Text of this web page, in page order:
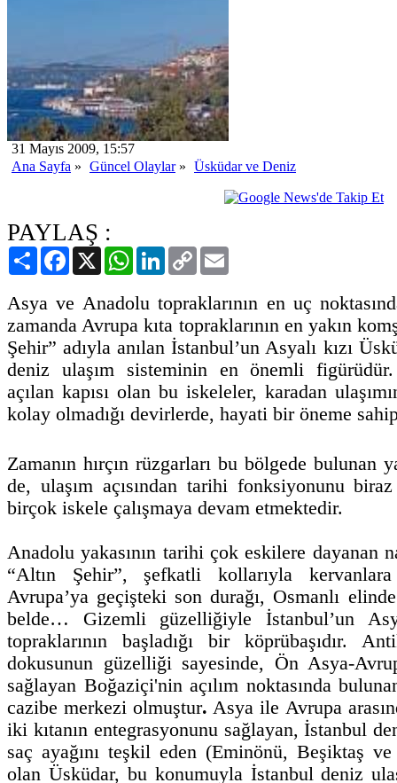
31 Mayıs 2009, 15:57
Ana Sayfa » Güncel Olaylar» Üsküdar ve Deniz
PAYLAŞ :
PaylaşFacebook
X WhatsAppLinkedIn
Copy
Link
Asya ve Anadolu topraklarının en uç
zamanda Avrupa kıta topraklarının en yakın
Şehir” adıyla anılan İstanbul’un Asyalı kızı
deniz ulaşım sisteminin en önemli figürüdür.
açılan kapısı olan bu iskeleler, karadan
kolay olmadığı devirlerde, hayati bir öneme
Zamanın hırçın rüzgarları bu bölgede bulunan
de, ulaşım açısından tarihi fonksiyonunu
birçok iskele çalışmaya devam etmektedir.
Anadolu yakasının tarihi çok eskilere dayanan
“Altın Şehir”, şefkatli kollarıyla
Avrupa’ya geçişteki son durağı, Osmanlı
belde… Gizemli güzelliğiyle İstanbul’un
topraklarının başladığı bir köprübaşıdır.
dokusunun güzelliği sayesinde, Ön Asya-
sağlayan Boğaziçi'nin açılım noktasında
cazibe merkezi olmuştur. Asya ile Avrupa
iki kıtanın entegrasyonunu sağlayan,İstanbul
saç ayağını teşkil eden (Eminönü, Beşiktaş
olan Üsküdar, bu konumuyla İstanbul deniz